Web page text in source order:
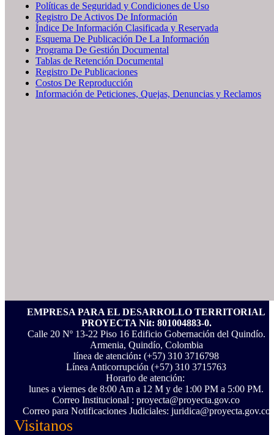
Políticas de Seguridad y Condiciones de Uso
Registro De Activos De Información
Índice De Información Clasificada y Reservada
Esquema De Publicación De La Información
Programa De Gestión Documental
Tablas de Retención Documental
Registro De Publicaciones
Costos De Reproducción
Información de Peticiones, Quejas, Denuncias y Reclamos
EMPRESA PARA EL DESARROLLO TERRITORIAL
PROYECTA Nit: 801004883-0.
Calle 20 Nº 13-22 Piso 16 Edificio Gobernación del Quindío.
Armenia, Quindío, Colombia
línea de atención: (+57) 310 3716798
Línea Anticorrupción ‪(+57) 310 3715763‬
Horario de atención:
lunes a viernes de 8:00 Am a 12 M y de 1:00 PM a 5:00 PM.
Correo Institucional : proyecta@proyecta.gov.co
Correo para Notificaciones Judiciales: juridica@proyecta.gov.co
Visitanos